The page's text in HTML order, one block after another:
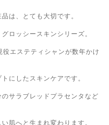
は、とても大切です。
ロッシースキンシリーズ。
エステティシャンが数年かけ
にしたスキンケアです。
サラブレッドプラセンタなど
肌へと生まれ変わります。